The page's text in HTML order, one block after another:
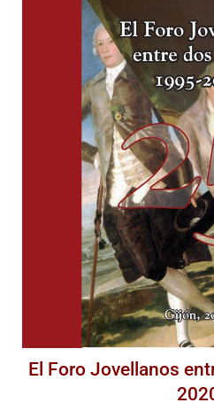
El Foro Jovellanos